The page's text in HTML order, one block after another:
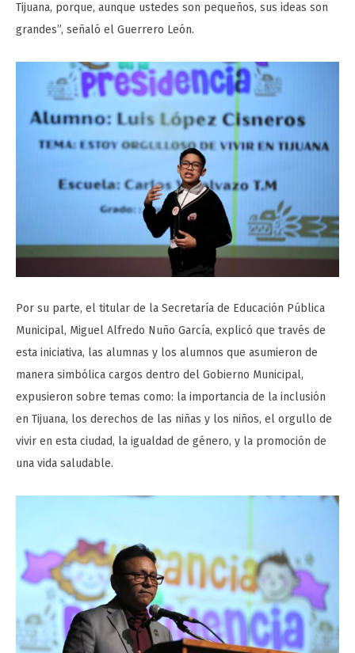
Tijuana, porque, aunque ustedes son pequeños, sus ideas son
grandes”, señaló el Guerrero León.
Por su parte, el titular de la Secretaría de Educación Pública
Municipal, Miguel Alfredo Nuño García, explicó que través de
esta iniciativa, las alumnas y los alumnos que asumieron de
manera simbólica cargos dentro del Gobierno Municipal,
expusieron sobre temas como: la importancia de la inclusión
en Tijuana, los derechos de las niñas y los niños, el orgullo de
vivir en esta ciudad, la igualdad de género, y la promoción de
una vida saludable.